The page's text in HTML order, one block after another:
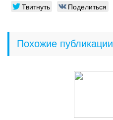
Твитнуть Поделиться
Похожие публикации